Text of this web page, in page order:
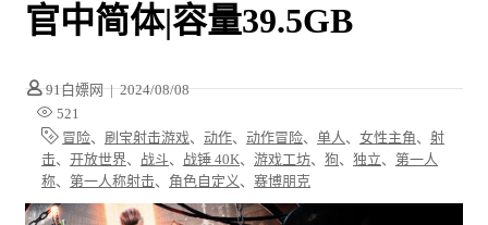
官中简体|容量39.5GB
91白嫖网 | 2024/08/08
521
冒险、 刷宝射击游戏、 动作、 动作冒险、 单人 、 女性主角、 射
击、 开放世界、 战斗、 战锤 40K、 游戏工坊、 狗、 独立、 第一人
称、 第一人称射击、 角色自定义 、 赛博朋克